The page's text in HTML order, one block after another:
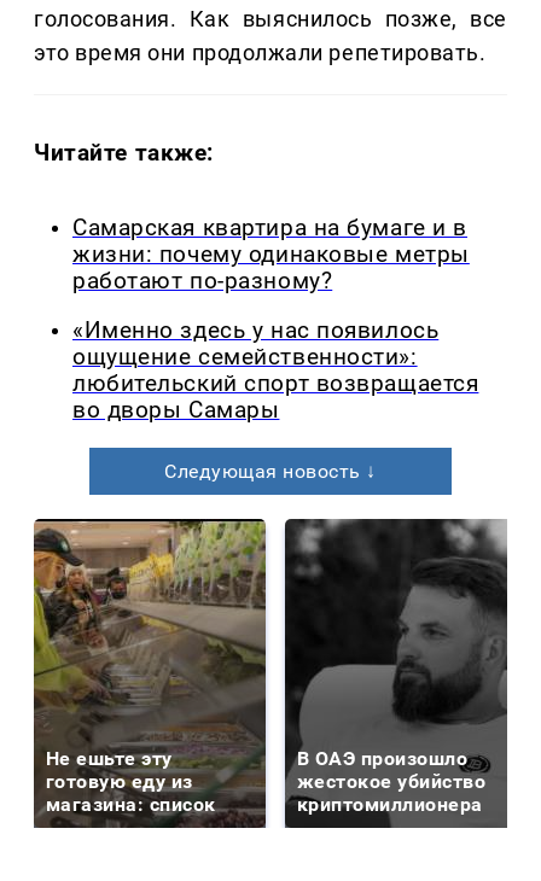
голосования. Как выяснилось позже, все
это время они продолжали репетировать.
Читайте также:
Самарская квартира на бумаге и в
жизни: почему одинаковые метры
работают по-разному?
«Именно здесь у нас появилось
ощущение семейственности»:
любительский спорт возвращается
во дворы Самары
Следующая новость ↓
Не ешьте эту
готовую еду из
магазина: список
В ОАЭ произошло
жестокое убийство
криптомиллионера